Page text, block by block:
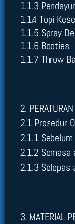
1.1.3
1.1.4 Topi
1.1.5 Spray
1.1.6 Booties
1.1.7 Throw
2. PERATURAN
2.1 Prosedur
2.1.1
2.1.2 Semasa
2.1.3 Selepas
3. MATERIAL